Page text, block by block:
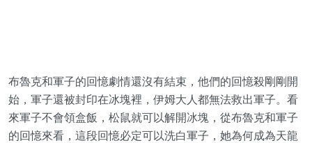
布魯克和軍子的回憶劇情還沒有結束，他們的回憶殺剛剛開
始，軍子還被封印在冰塊裡，伊姆大人都無法救出軍子。看
來軍子不會領盒飯，松鼠就可以解開冰塊，從布魯克和軍子
的回憶來看，這段回憶必定可以洗白軍子，她為何成為天龍